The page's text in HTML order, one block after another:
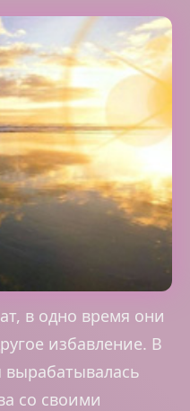
в одно время они
избавление. В
со своими